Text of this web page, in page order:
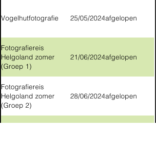
Vogelhutfotografie 25/05/2024afgelopen
Fotografiereis
Helgoland zomer
(Groep 1)
21/06/2024afgelopen
Fotografiereis
Helgoland zomer
(Groep 2)
28/06/2024afgelopen